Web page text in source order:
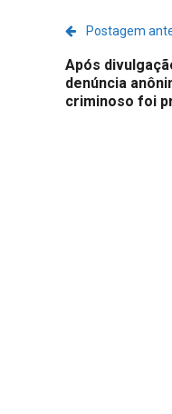
Postagem
Após
denúncia
criminoso foi